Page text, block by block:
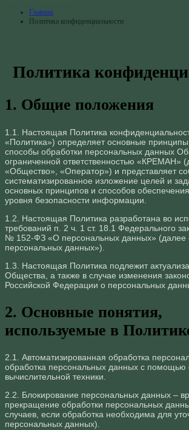
Главная
Политика конфиденциальности
Политика
1. Общие положения
1.1. Настоящая Политика
«Политика») определяет основные
способы обработки персональных данных
ограниченной ответственностью «КРЕМАН»
«Общество», «Оператор») и представляет
систематизированное изложение целей и
основных принципов и способов
уровня безопасности информации.
1.2. Настоящая Политика разработана во
требований п. 2 ч. 1 ст. 18.1 Федерального
№ 152-ФЗ «О персональных данных» (далее
персональных данных»).
1.3. Настоящая Политика подлежит
Общества, а также в случае изменения
Российской Федерации о персональных
2. Основные понятия,
используемые в
2.1. Автоматизированная обработка
обработка персональных данных с помощью
вычислительной техники.
2.2. Блокирование персональных данных –
прекращение обработки персональных
случаев, если обработка необходима для
персональных данных).